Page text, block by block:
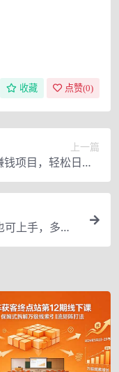
收藏 点赞(0)
上一篇
项目，轻松日入2
00+
上手，多种